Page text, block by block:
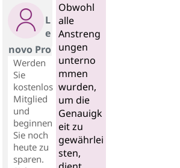
L
e
novo Pro
Werden
Sie
kostenlos
Mitglied
und
beginnen
Sie noch
heute zu
sparen.
Obwohl
alle
Anstreng
ungen
unterno
mmen
wurden,
um die
Genauigk
eit zu
gewährlei
sten,